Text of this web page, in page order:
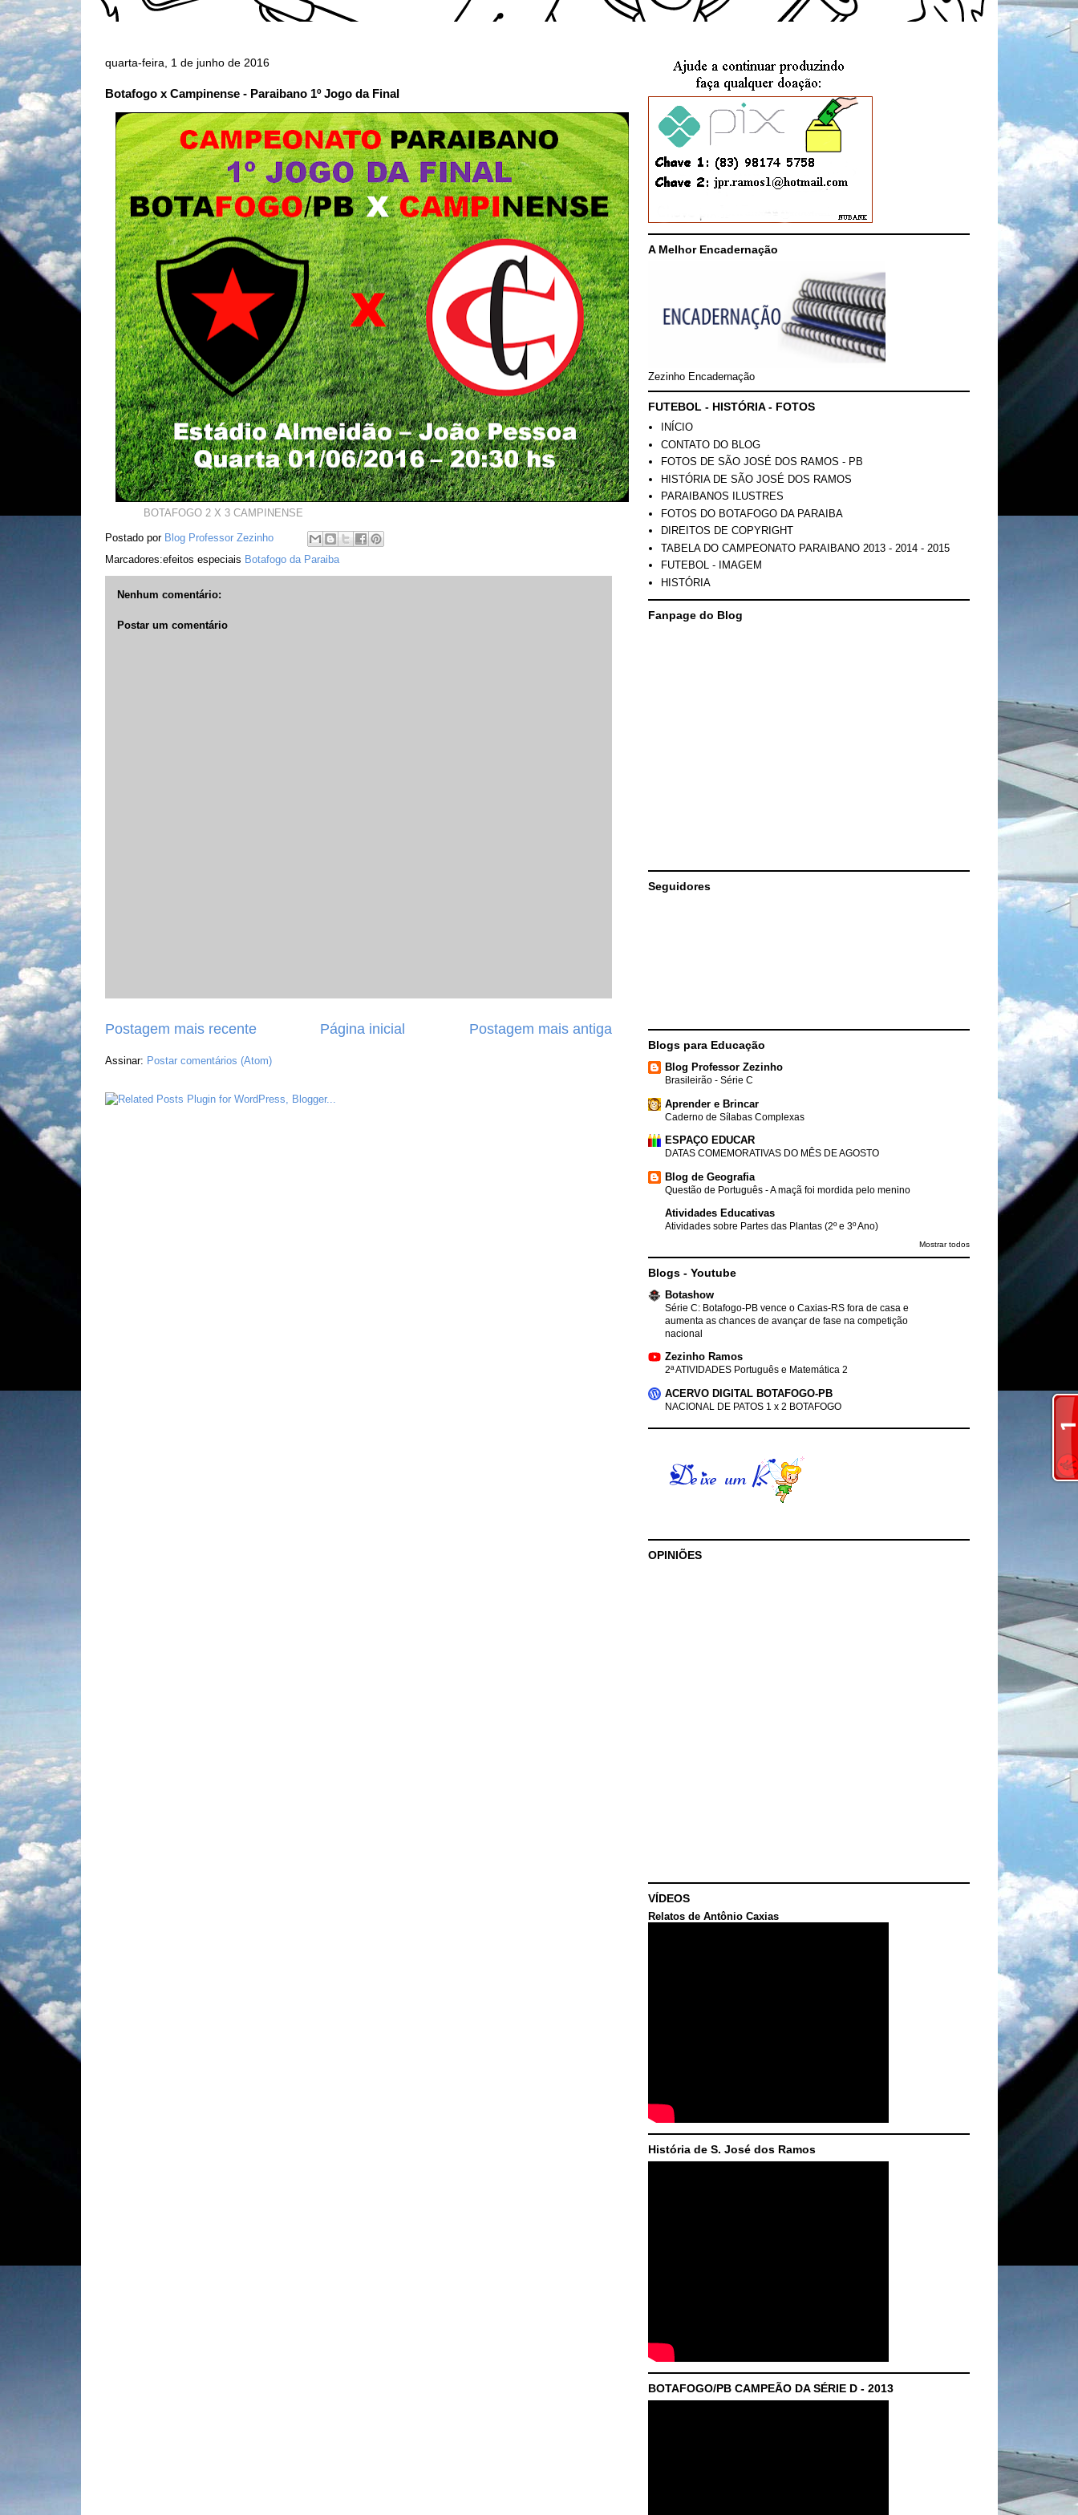
quarta-feira, 1 de junho de 2016
Botafogo x Campinense - Paraibano 1º Jogo da Final
BOTAFOGO 2 X 3 CAMPINENSE
Postado por Blog Professor Zezinho
Marcadores:efeitos especiais Botafogo da Paraiba
Nenhum comentário:
Postar um comentário
Postagem mais recente Postagem mais antiga
Página inicial
Assinar: Postar comentários (Atom)
A Melhor Encadernação
Zezinho Encadernação
FUTEBOL - HISTÓRIA - FOTOS
INÍCIO
CONTATO DO BLOG
FOTOS DE SÃO JOSÉ DOS RAMOS - PB
HISTÓRIA DE SÃO JOSÉ DOS RAMOS
PARAIBANOS ILUSTRES
FOTOS DO BOTAFOGO DA PARAIBA
DIREITOS DE COPYRIGHT
TABELA DO CAMPEONATO PARAIBANO 2013 - 2014 - 2015
FUTEBOL - IMAGEM
HISTÓRIA
Fanpage do Blog
Seguidores
Blogs para Educação
Blog Professor Zezinho
Brasileirão - Série C
Aprender e Brincar
Caderno de Sílabas Complexas
ESPAÇO EDUCAR
DATAS COMEMORATIVAS DO MÊS DE AGOSTO
Blog de Geografia
Questão de Português - A maçã foi mordida pelo menino
Atividades Educativas
Atividades sobre Partes das Plantas (2º e 3º Ano)
Mostrar todos
Blogs - Youtube
Botashow
Série C: Botafogo-PB vence o Caxias-RS fora de casa e
aumenta as chances de avançar de fase na competição
nacional
Zezinho Ramos
2ª ATIVIDADES Português e Matemática 2
ACERVO DIGITAL BOTAFOGO-PB
NACIONAL DE PATOS 1 x 2 BOTAFOGO
OPINIÕES
VÍDEOS
Relatos de Antônio Caxias
História de S. José dos Ramos
BOTAFOGO/PB CAMPEÃO DA SÉRIE D - 2013